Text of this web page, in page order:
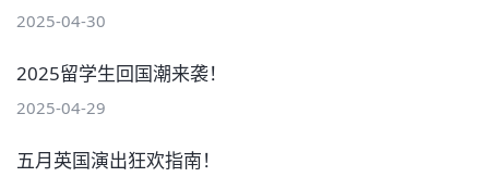
2025-04-30
2025留学生回国潮来袭！
2025-04-29
五月英国演出狂欢指南！